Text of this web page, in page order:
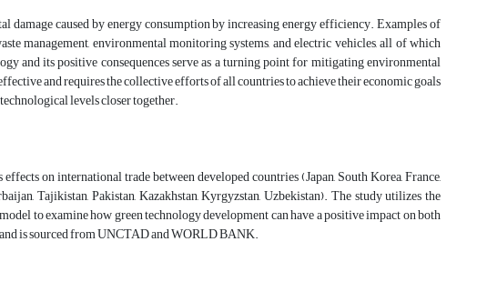
caused by energy consumption by increasing energy efficiency. Examples of
management, environmental monitoring systems, and electric vehicles, all of which
and its positive consequences serve as a turning point for mitigating environmental
and requires the collective efforts of all countries to achieve their economic goals
levels closer together.
on international trade between developed countries (Japan, South Korea, France,
Tajikistan, Pakistan, Kazakhstan, Kyrgyzstan, Uzbekistan). The study utilizes the
to examine how green technology development can have a positive impact on both
is sourced from UNCTADand WORLD BANK.